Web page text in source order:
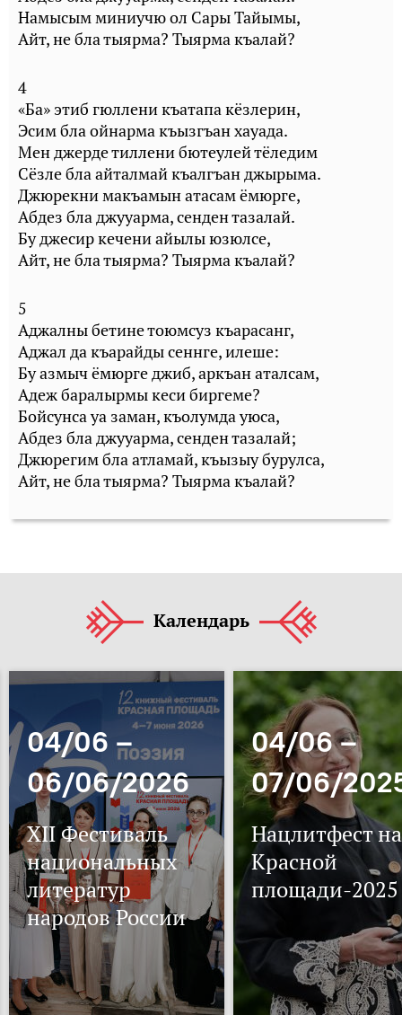
Намысым миниучю ол Сары Тайымы,
Айт, не бла тыярма? Тыярма къалай?
4
«Ба» этиб гюллени къатапа кёзлерин,
Эсим бла ойнарма къызгъан хауада.
Мен джерде тиллени бютеулей тёледим
Сёзле бла айталмай къалгъан джырыма.
Джюрекни макъамын атасам ёмюрге,
Абдез бла джууарма, сенден тазалай.
Бу джесир кечени айылы юзюлсе,
Айт, не бла тыярма? Тыярма къалай?
5
Аджалны бетине тоюмсуз къарасанг,
Аджал да къарайды сеннге, илеше:
Бу азмыч ёмюрге джиб, аркъан аталсам,
Адеж баралырмы кеси биргеме?
Бойсунса уа заман, къолумда уюса,
Абдез бла джууарма, сенден тазалай;
Джюрегим бла атламай, къызыу бурулса,
Айт, не бла тыярма? Тыярма къалай?
Календарь
04/06 –
06/06/2026
XII Фестиваль
национальных
литератур
народов России
04/06 –
07/06/
Нацлитфест на
Красной
площади-2025